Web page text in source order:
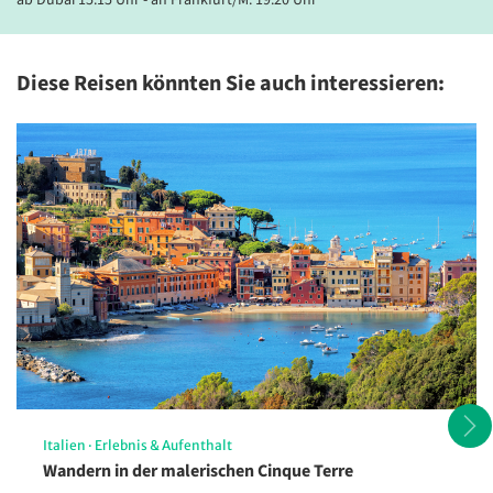
Dubai - Skyline
© Rastislav Sedlak SK - stock.adobe.com
einen Fön.
Diese Reisen könnten Sie auch interessieren:
Italien · Erlebnis & Aufenthalt
Wandern in der malerischen Cinque Terre